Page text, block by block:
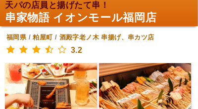
天パの店員と揚げたて串！
串家物語 イオンモール福岡店
福岡県/粕屋町/ 酒殿字老ノ木 串揚げ、串カツ店
3.2